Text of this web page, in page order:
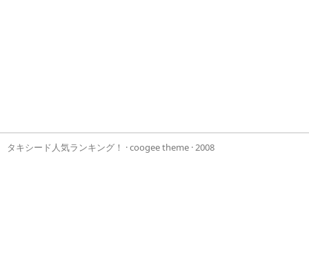
タキシード人気ランキング！ ·coogee theme · 2008